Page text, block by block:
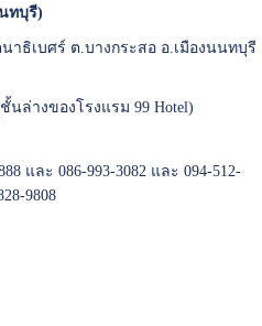
ทบุรี)
าธิเบศร์ ต.บางกระสอ อ.เมืองนนทบุรี
นล่างของโรงแรม 99 Hotel)
และ 086-993-3082 และ 094-512-
9808